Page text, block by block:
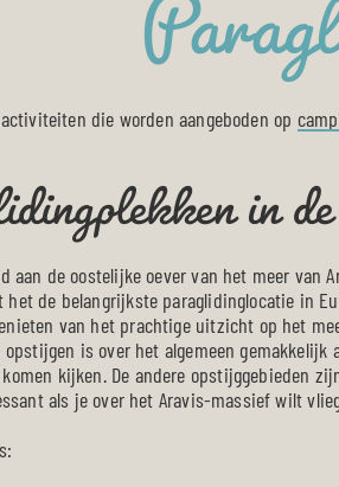
die worden aangeboden op
in
aan de oostelijke oever van het meer
de belangrijkste paraglidinglocatie in
van het prachtige uitzicht op het
is over het algemeen
kijken. De andere opstijggebieden
als je over het Aravis-massief wilt